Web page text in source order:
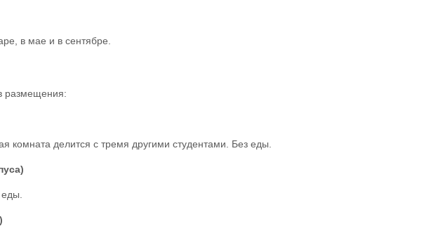
в мае и в сентябре.
размещения:
комната делится с тремя другими студентами. Без еды.